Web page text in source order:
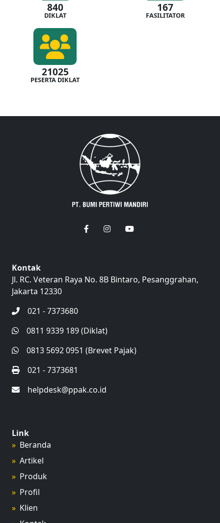
840
DIKLAT
167
FASILITATOR
21025
PESERTA DIKLAT
Kontak
Jl. RC. Veteran Raya No. 8B Bintaro, Pesanggrahan,
Jakarta 12330
021 - 7373680
0811 9339 189 (Diklat)
0813 5692 0951 (Brevet Pajak)
021 - 7373681
helpdesk@ppak.co.id
Link
Beranda
Artikel
Produk
Profil
Klien